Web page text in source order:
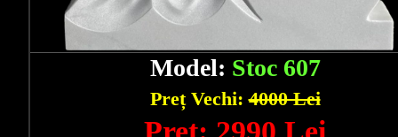
Model: Stoc 607
Preț Vechi:4000 Lei